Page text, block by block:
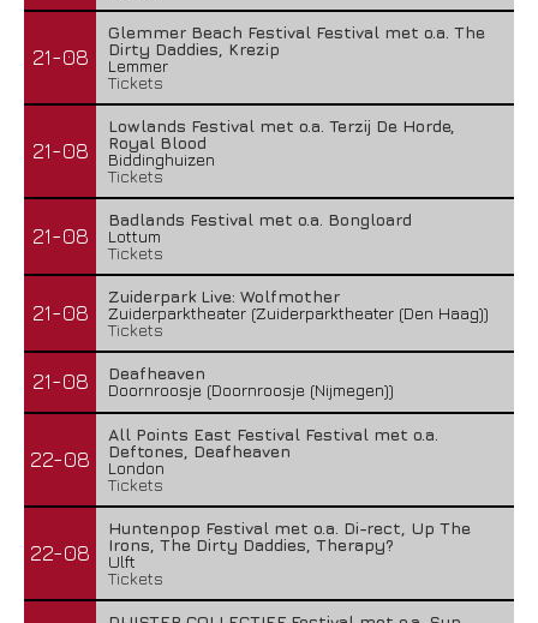
21-08
Glemmer Beach Festival Festival met o.a. The
Dirty Daddies, Krezip
Lemmer
Tickets
21-08
Lowlands Festival met o.a. Terzij De Horde,
Royal Blood
Biddinghuizen
Tickets
21-08
Badlands Festival met o.a. Bongloard
Lottum
Tickets
21-08
Zuiderpark Live: Wolfmother
Zuiderparktheater (Zuiderparktheater (Den Haag))
Tickets
21-08
Deafheaven
Doornroosje (Doornroosje (Nijmegen))
22-08
All Points East Festival Festival met o.a.
Deftones, Deafheaven
London
Tickets
22-08
Huntenpop Festival met o.a. Di-rect, Up The
Irons, The Dirty Daddies, Therapy?
Ulft
Tickets